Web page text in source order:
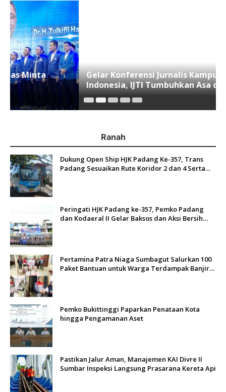
Gelar Konferensi Jurnalis Kampus se-
Indonesia, IJTI Tumbuhkan Asa di Kalangan
Jurnalis Muda di Era Disruspi Digital
Ranah
Dukung Open Ship HJK Padang Ke-357, Trans
Padang Sesuaikan Rute Koridor 2 dan 4 Serta
Peringati HJK Padang ke-357, Pemko Padang
dan Kodaeral II Gelar Baksos dan Aksi Bersih
Pertamina Patra Niaga Sumbagut Salurkan 100
Paket Bantuan untuk Warga Terdampak Banjir
Pemko Bukittinggi Paparkan Penataan Kota
hingga Pengamanan Aset
Pastikan Jalur Aman, Manajemen KAI Divre II
Sumbar Inspeksi Langsung Prasarana Kereta Api